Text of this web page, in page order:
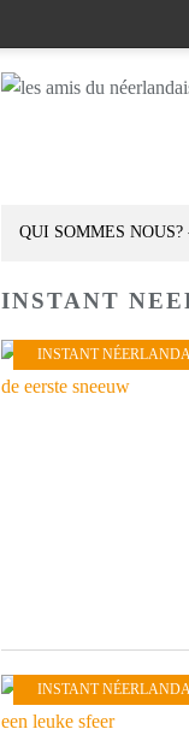
QUI SOMMES
INSTANT
INSTANT
INSTANT